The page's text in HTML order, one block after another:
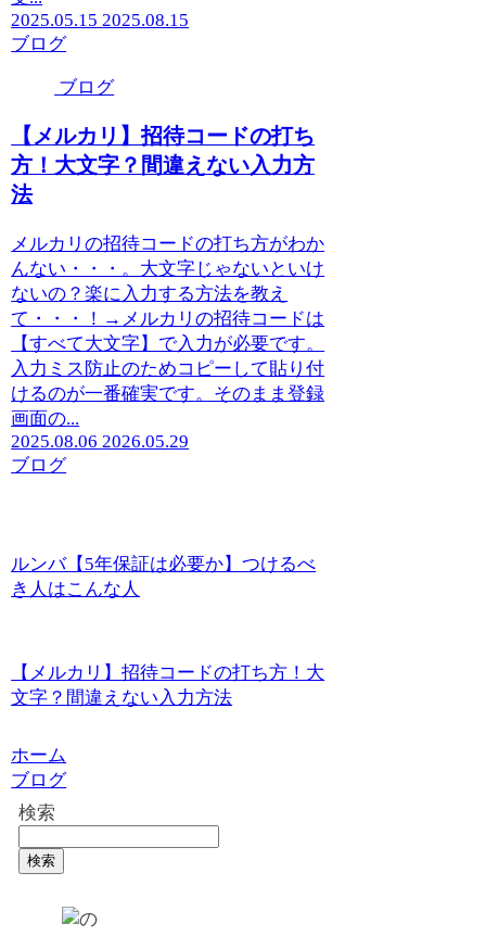
2025.05.15 2025.08.15
ブログ
ブログ
【メルカリ】招待コードの打ち
方！大文字？間違えない入力方
法
メルカリの招待コードの打ち方がわか
んない・・・。大文字じゃないといけ
ないの？楽に入力する方法を教え
て・・・！→メルカリの招待コードは
【すべて大文字】で入力が必要です。
入力ミス防止のためコピーして貼り付
けるのが一番確実です。そのまま登録
画面の...
2025.08.06 2026.05.29
ブログ
ルンバ【5年保証は必要か】つけるべ
き人はこんな人
【メルカリ】招待コードの打ち方！大
文字？間違えない入力方法
ホーム
ブログ
検索
検索